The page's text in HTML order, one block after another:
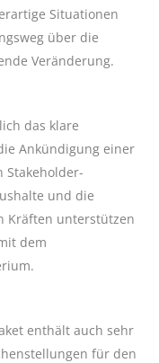
Situationen
über die
Veränderung.
das klare
Ankündigung einer
Stakeholder-
und die
Kräften unterstützen
dem
enthält auch sehr
für den